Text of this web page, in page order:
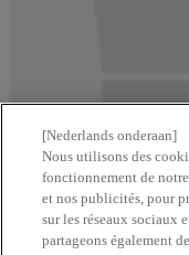
[Nederlands onderaan]
Nous utilisons des
fonctionnement de
et nos publicités, pour
sur les réseaux sociaux
partageons également